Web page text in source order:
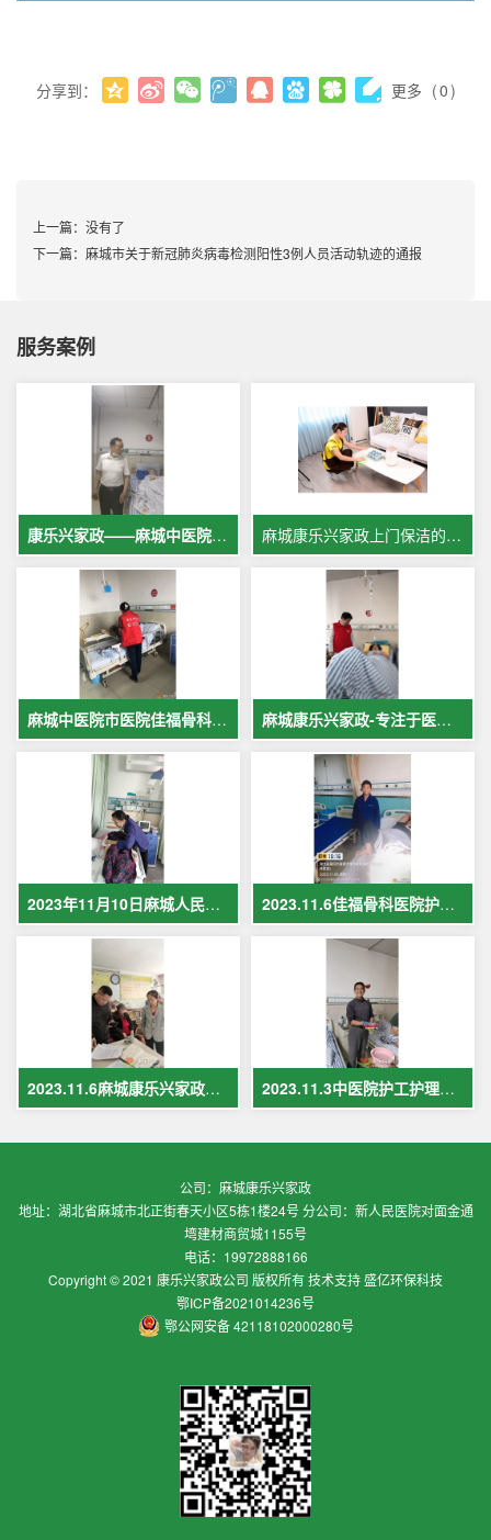
分享到： 更多 (0)
上一篇： 没有了
下一篇： 麻城市关于新冠肺炎病毒检测阳性3例人员活动轨迹的通报
服务案例
康乐兴家政——麻城中医院专业护工服务，让爱与专业同行 麻城康乐兴家政上门保洁的案例
麻城中医院市医院佳福骨科医院铁路医院护工案例展示 麻城康乐兴家政-专注于医院护理，致力于打造全麻城优质护工护理
2023年11月10日麻城人民医院护工在岗护理病人现场照片 2023.11.6佳福骨科医院护工护理病人
2023.11.6麻城康乐兴家政保姆案例 2023.11.3中医院护工护理案例
公司：麻城康乐兴家政
地址：湖北省麻城市北正街春天小区5栋1楼24号 分公司：新人民医院对面金通
塆建材商贸城1155号
电话：19972888166
Copyright © 2021 康乐兴家政公司 版权所有 技术支持 盛亿环保科技
鄂ICP备2021014236号
鄂公网安备 42118102000280号